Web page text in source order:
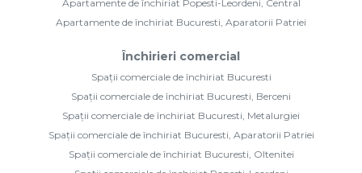
Apartamente de închiriat Popesti-Leordeni, Central
Apartamente de închiriat Bucuresti, Aparatorii Patriei
Închirieri comercial
Spații comerciale de închiriat Bucuresti
Spații comerciale de închiriat Bucuresti, Berceni
Spații comerciale de închiriat Bucuresti, Metalurgiei
Spații comerciale de închiriat Bucuresti, Aparatorii Patriei
Spații comerciale de închiriat Bucuresti, Oltenitei